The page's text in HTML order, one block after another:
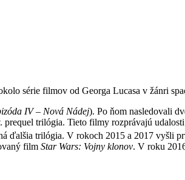
série filmov od Georga Lucasa v žánri
IV – Nová Nádej). Po ňom nasledovali
trilógia. Tieto filmy rozprávajú
ďalšia trilógia. V rokoch 2015 a 2017 vyšli
film Star Wars: Vojny klonov. V roku